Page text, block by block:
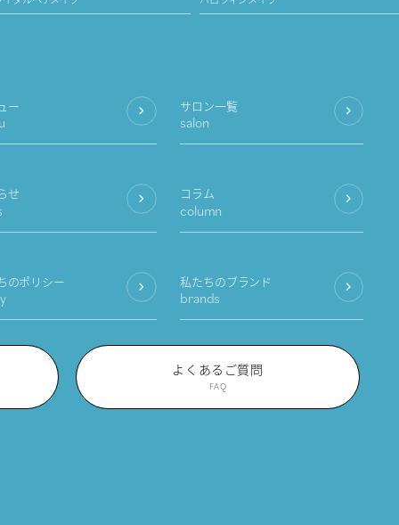
サロン一覧
salon
ー
せ コラム
column
のポリシー 私たちのブランド
brands
よくあるご質問
FAQ